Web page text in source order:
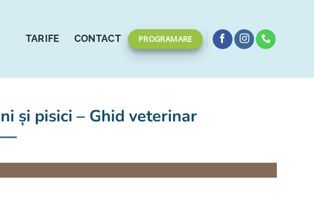
TARIFE CONTACT PROGRAMARE
și pisici – Ghid veterinar